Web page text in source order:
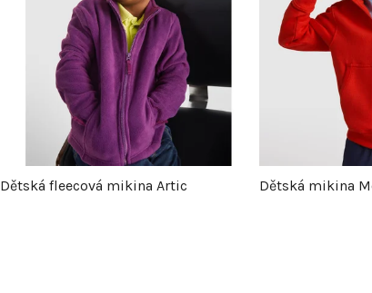
Dětská fleecová mikina Artic Dětská mikina